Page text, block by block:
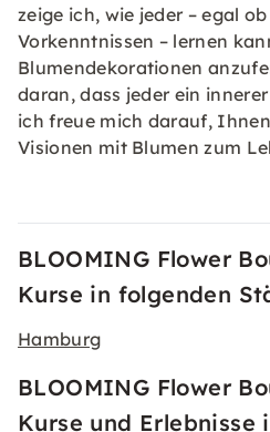
zeige ich, wie jeder – egal
Vorkenntnissen – lernen
Blumendekorationen
daran, dass jeder ein
ich freue mich darauf,
Visionen mit Blumen zum
BLOOMING Flower
Kurse in folgenden
Hamburg
BLOOMING Flower
Kurse und Erlebnisse